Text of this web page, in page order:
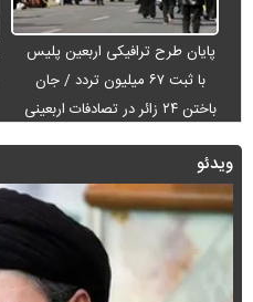
پایان طرح ترافیکی اربعین پلیس
با ثبت ۶۷ میلیون تردد / جان
باختن ۲۴ زائر در تصادفات اربعینی
ویدئو